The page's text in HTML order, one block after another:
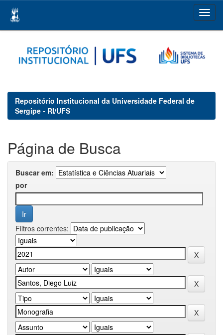
navigation
Repositório Institucional da Universidade Federal de
Sergipe - RI/UFS
Página de Busca
Buscar em:
por
Filtros correntes: